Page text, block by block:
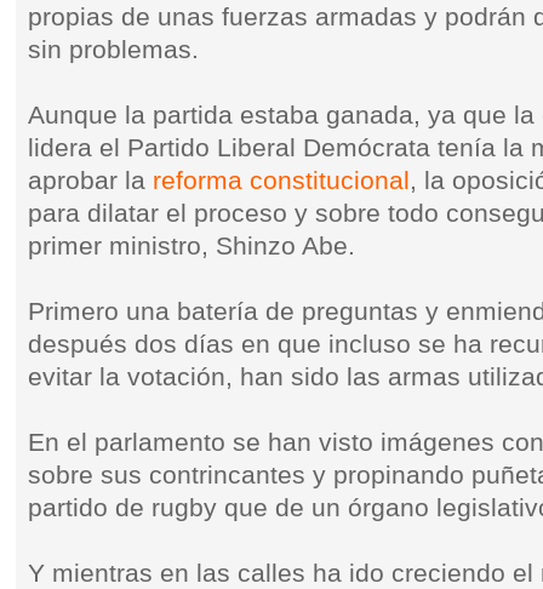
propias de unas fuerzas armadas y podrán
sin problemas.
Aunque la partida estaba ganada, ya que
lidera el Partido Liberal Demócrata tenía la
aprobar la reforma constitucional, la
para dilatar el proceso y sobre todo
primer ministro, Shinzo Abe.
Primero una batería de preguntas y
después dos días en que incluso se ha
evitar la votación, han sido las armas
En el parlamento se han visto imágenes
sobre sus contrincantes y propinando
partido de rugby que de un órgano
Y mientras en las calles ha ido creciendo